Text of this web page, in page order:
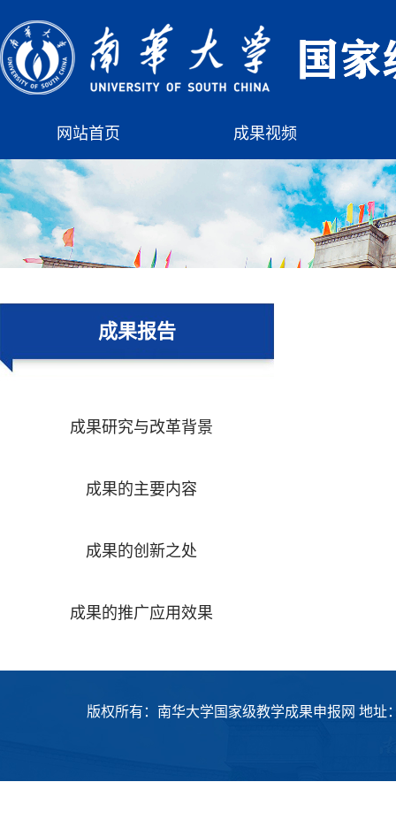
网站首页 成果视频
成果报告
成果研究与改革背景
成果的主要内容
成果的创新之处
成果的推广应用效果
版权所有：南华大学国家级教学成果申报网 地址